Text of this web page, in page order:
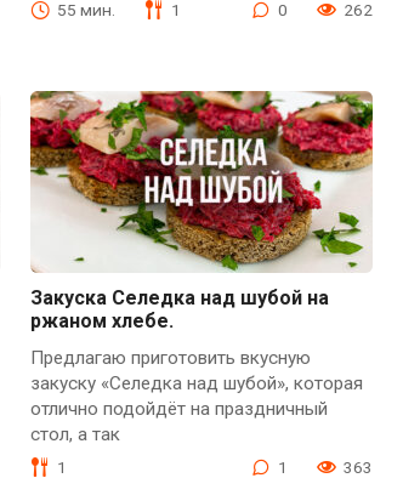
55 мин. 1 0 262
Закуска Селедка над шубой на
ржаном хлебе.
Предлагаю приготовить вкусную
закуску «Селедка над шубой», которая
отлично подойдёт на праздничный
стол, а так
1 1 363